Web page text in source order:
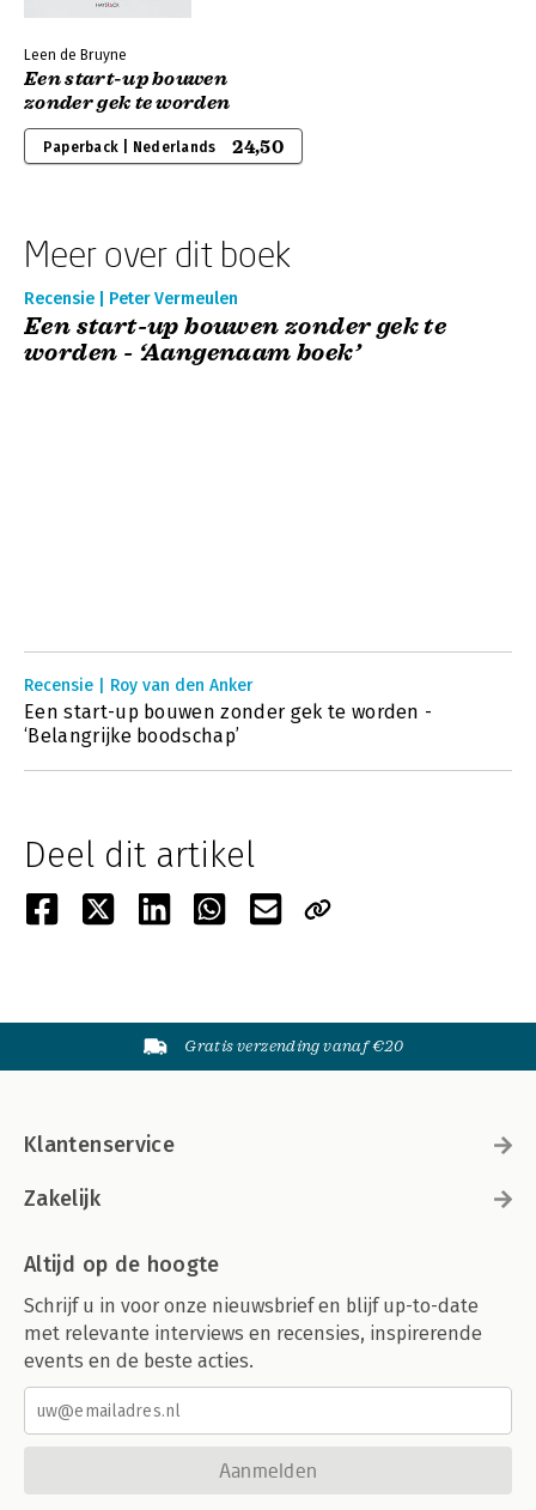
Leen de Bruyne
Een start-up bouwen
zonder gek te worden
Paperback | Nederlands 24,50
Meer over dit boek
Recensie | Peter Vermeulen
Een start-up bouwen zonder gek te
worden - ‘Aangenaam boek’
Recensie | Roy van den Anker
Een start-up bouwen zonder gek te worden -
‘Belangrijke boodschap’
Deel dit artikel
Gratis verzending vanaf €20
Klantenservice
Zakelijk
Altijd op de hoogte
Schrijf u in voor onze nieuwsbrief en blijf up-to-date
met relevante interviews en recensies, inspirerende
events en de beste acties.
Aanmelden